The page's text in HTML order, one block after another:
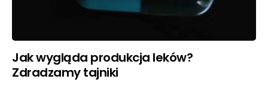
Jak wygląda produkcja leków?
Zdradzamy tajniki